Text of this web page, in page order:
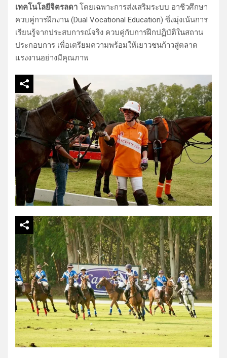
เทคโนโลยีจิตรลดา โดยเฉพาะการส่งเสริมระบบ อาชีวศึกษา
ควบคู่การฝึกงาน (Dual Vocational Education) ซึ่งมุ่งเน้นการ
เรียนรู้จากประสบการณ์จริง ควบคู่กับการฝึกปฏิบัติในสถาน
ประกอบการ เพื่อเตรียมความพร้อมให้เยาวชนก้าวสู่ตลาด
แรงงานอย่างมีคุณภาพ